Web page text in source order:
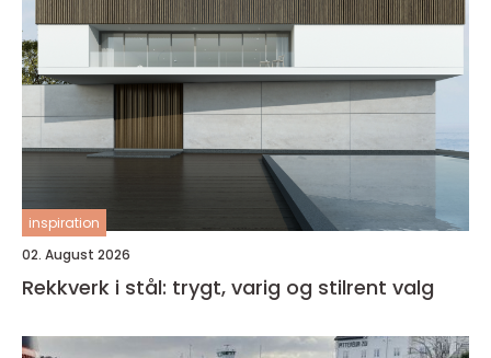
inspiration
02. August 2026
Rekkverk i stål: trygt, varig og stilrent valg